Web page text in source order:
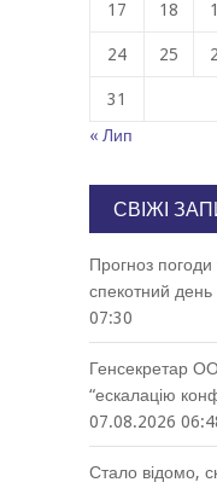
17 18
24 25
31
« Лип
СВІЖІ
Прогноз погоди
спекотний
07:30
Генсекретар
“ескалацію
07.08.2026
Стало відомо,